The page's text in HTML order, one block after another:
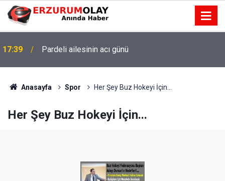
17:39
17:36
tutuklama
Anasayfa Spor Her Şey Buz Hokeyi İçin...
Her Şey Buz Hokeyi İçin...